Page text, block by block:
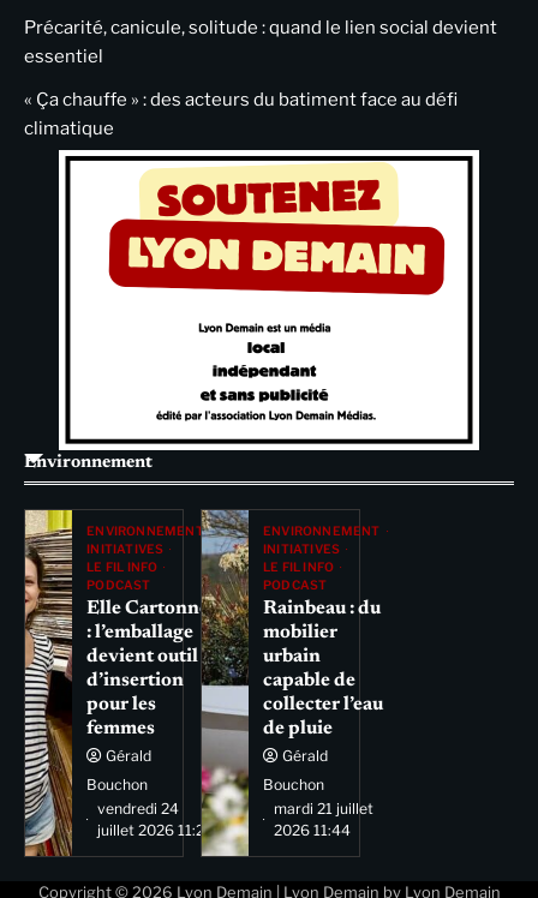
Précarité, canicule, solitude : quand le lien social devient
essentiel
« Ça chauffe » : des acteurs du batiment face au défi
climatique
Environnement
ENVIRONNEMENT
INITIATIVES
LE FIL INFO
PODCAST
Elle Cartonne
: l’emballage
devient outil
d’insertion
pour les
femmes
Gérald
Bouchon
vendredi 24
juillet 2026 11:29
ENVIRONNEMENT
INITIATIVES
LE FIL INFO
PODCAST
Rainbeau : du
mobilier
urbain
capable de
collecter l’eau
de pluie
Gérald
Bouchon
mardi 21 juillet
2026 11:44
Copyright © 2026 Lyon Demain | Lyon Demain by Lyon Demain